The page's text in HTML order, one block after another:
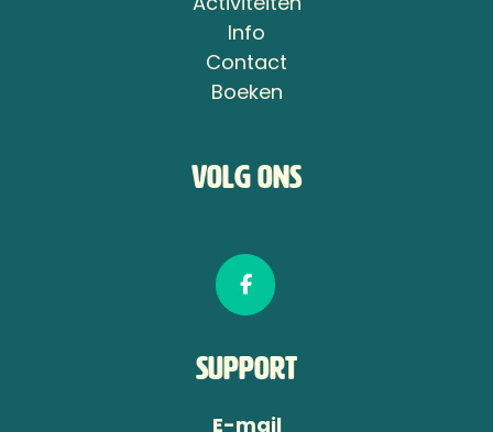
Info
Contact
Boeken
Volg ons
Support
E-mail